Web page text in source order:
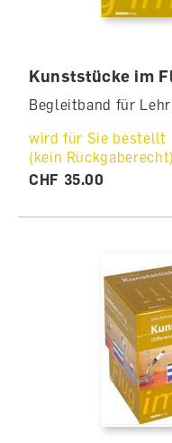
Kunststücke im
Begleitband für
wird für Sie bestellt
(kein Rückgaberecht)
CHF 35.00